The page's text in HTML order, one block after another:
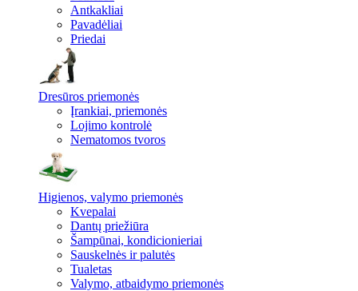
Antkakliai
Pavadėliai
Priedai
Dresūros priemonės
Įrankiai, priemonės
Lojimo kontrolė
Nematomos tvoros
Higienos, valymo priemonės
Kvepalai
Dantų priežiūra
Šampūnai, kondicionieriai
Sauskelnės ir palutės
Tualetas
Valymo, atbaidymo priemonės